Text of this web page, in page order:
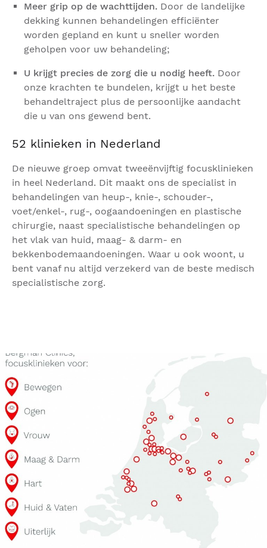
Meer grip op de wachttijden. Door de landelijke
dekking kunnen behandelingen efficiënter
worden gepland en kunt u sneller worden
geholpen voor uw behandeling;
U krijgt precies de zorg die u nodig heeft. Door
onze krachten te bundelen, krijgt u het beste
behandeltraject plus de persoonlijke aandacht
die u van ons gewend bent.
52 klinieken in Nederland
De nieuwe groep omvat tweeënvijftig focusklinieken
in heel Nederland. Dit maakt ons de specialist in
behandelingen van heup-, knie-, schouder-,
voet/enkel-, rug-, oogaandoeningen en plastische
chirurgie, naast specialistische behandelingen op
het vlak van huid, maag- & darm- en
bekkenbodemaandoeningen. Waar u ook woont, u
bent vanaf nu altijd verzekerd van de beste medisch
specialistische zorg.